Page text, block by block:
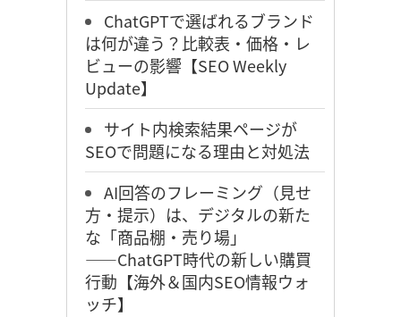
ChatGPTで選ばれるブランド
は何が違う？比較表・価格・レ
ビューの影響【SEO Weekly
Update】
サイト内検索結果ページが
SEOで問題になる理由と対処法
AI回答のフレーミング（見せ
方・提示）は、デジタルの新た
な「商品棚・売り場」
――ChatGPT時代の新しい購買
行動【海外＆国内SEO情報ウォ
ッチ】